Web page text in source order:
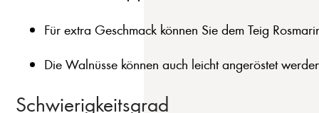
Für extra Geschmack können Sie dem Teig
Die Walnüsse können auch leicht angeröstet
Schwierigkeitsgrad